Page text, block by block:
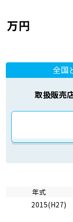
万円
全国
取扱販売
年式
2015(H27)